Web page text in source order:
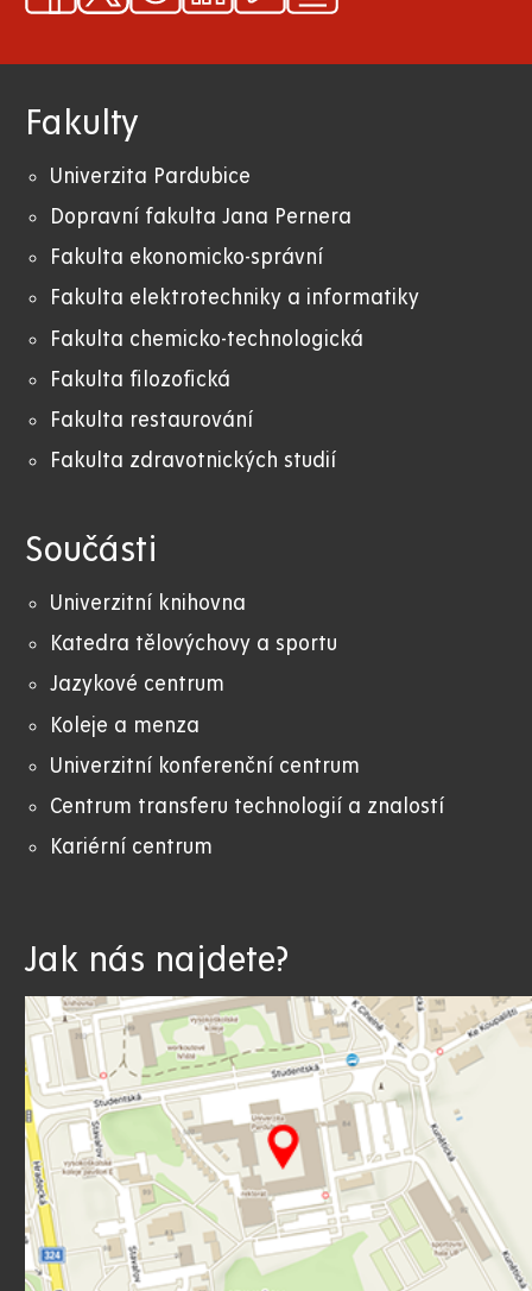
Fakulty
Univerzita Pardubice
Dopravní fakulta Jana Pernera
Fakulta ekonomicko-správní
Fakulta elektrotechniky a informatiky
Fakulta chemicko-technologická
Fakulta filozofická
Fakulta restaurování
Fakulta zdravotnických studií
Součásti
Univerzitní knihovna
Katedra tělovýchovy a sportu
Jazykové centrum
Koleje a menza
Univerzitní konferenční centrum
Centrum transferu technologií a znalostí
Kariérní centrum
Jak nás najdete?